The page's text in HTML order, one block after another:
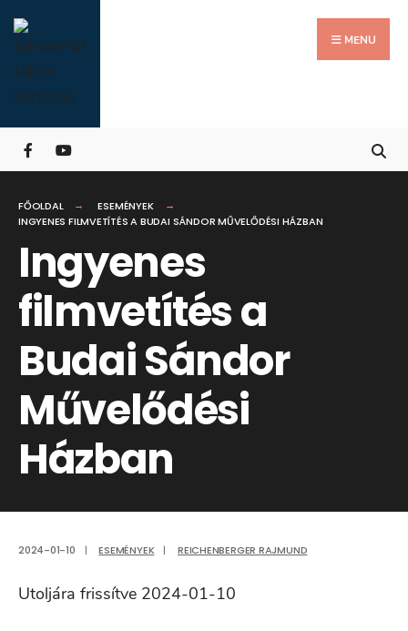
Skip
to
content
MENU
FŐOLDAL
ESEMÉNYEK
INGYENES FILMVETÍTÉS A BUDAI SÁNDOR MŰVELŐDÉSI HÁZBAN
Ingyenes
filmvetítés a
Budai Sándor
Művelődési
Házban
2024-01-10 | ESEMÉNYEK | REICHENBERGER RAJMUND
Utoljára frissítve 2024-01-10
for:
Close